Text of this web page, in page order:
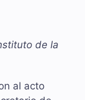
de la
al acto